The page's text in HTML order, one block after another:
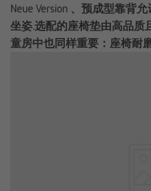
Neue Version 、预成型靠背
坐姿.选配的座椅垫由高品质
童房中也同样重要：座椅耐